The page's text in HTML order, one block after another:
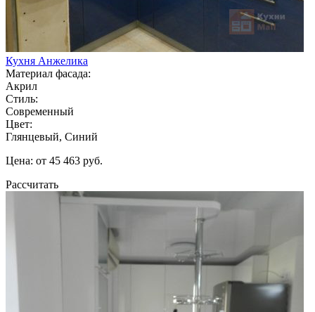
Кухня Анжелика
Материал фасада:
Акрил
Стиль:
Современный
Цвет:
Глянцевый, Синий
Цена: от 45 463 руб.
Рассчитать